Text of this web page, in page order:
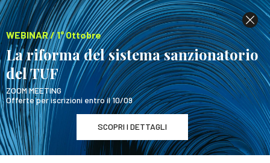
WEBINAR / 1° Ottobre
La riforma del sistema sanzionatorio
del TUF
ZOOM MEETING
Offerte per iscrizioni entro il 10/09
SCOPRI I DETTAGLI